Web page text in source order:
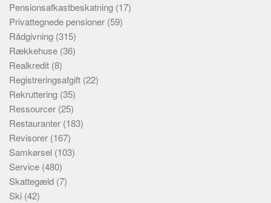
Pensionsafkastbeskatning (17)
Privattegnede pensioner (59)
Rådgivning (315)
Rækkehuse (36)
Realkredit (8)
Registreringsafgift (22)
Rekruttering (35)
Ressourcer (25)
Restauranter (183)
Revisorer (167)
Samkørsel (103)
Service (480)
Skattegæld (7)
Ski (42)